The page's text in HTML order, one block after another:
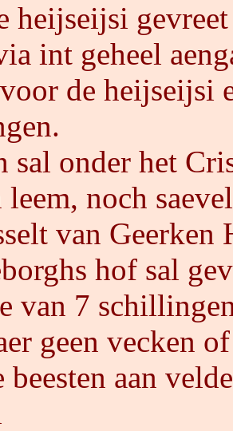
heijseijsi
int geheel
de heijseijsi
sal onder het
leem, noch
van Geerken
hof sal
van 7
geen vecken
beesten aan